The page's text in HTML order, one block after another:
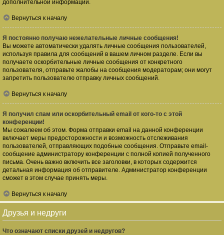
дополнительной информации.
Вернуться к началу
Я постоянно получаю нежелательные личные сообщения!
Вы можете автоматически удалять личные сообщения пользователей,
используя правила для сообщений в вашем личном разделе. Если вы
получаете оскорбительные личные сообщения от конкретного
пользователя, отправьте жалобы на сообщения модераторам; они могут
запретить пользователю отправку личных сообщений.
Вернуться к началу
Я получил спам или оскорбительный email от кого-то с этой
конференции!
Мы сожалеем об этом. Форма отправки email на данной конференции
включает меры предосторожности и возможность отслеживания
пользователей, отправляющих подобные сообщения. Отправьте email-
сообщение администратору конференции с полной копией полученного
письма. Очень важно включить все заголовки, в которых содержится
детальная информация об отправителе. Администратор конференции
сможет в этом случае принять меры.
Вернуться к началу
Друзья и недруги
Что означают списки друзей и недругов?